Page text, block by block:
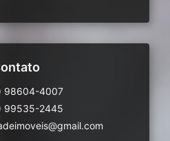
98604-4007
99535-2445